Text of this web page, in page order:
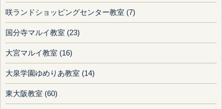
咲ランドショッピングセンター教室 (7)
国分寺マルイ教室 (23)
大宮マルイ教室 (16)
大泉学園ゆめりあ教室 (14)
東大阪教室 (60)